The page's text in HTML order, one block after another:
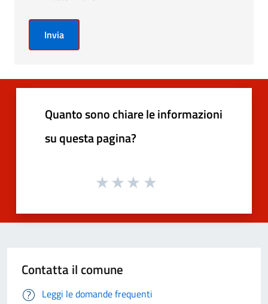
Invia
Quanto sono chiare le informazioni
su questa pagina?
Contatta il comune
Leggi le domande frequenti